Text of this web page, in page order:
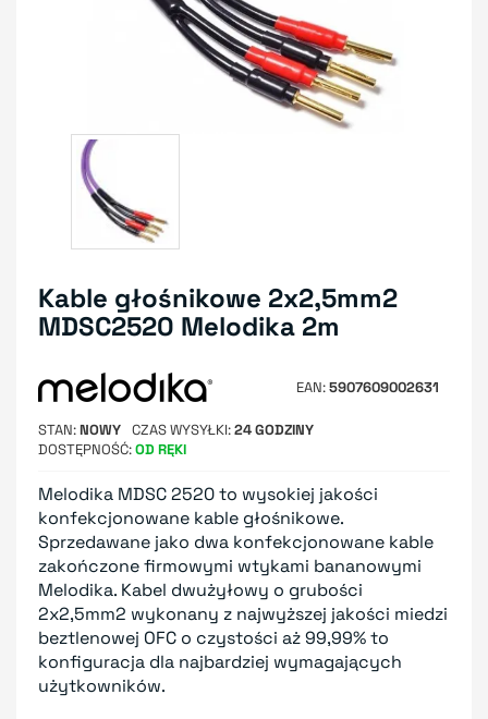
Kable głośnikowe 2x2,5mm2
MDSC2520 Melodika 2m
EAN 5907609002631
STAN NOWY CZAS WYSYŁKI 24 GODZINY
DOSTĘPNOŚĆ OD RĘKI
Melodika MDSC 2520 to wysokiej jakości
konfekcjonowane kable głośnikowe.
Sprzedawane jako dwa konfekcjonowane kable
zakończone firmowymi wtykami bananowymi
Melodika. Kabel dwużyłowy o grubości
2x2,5mm2 wykonany z najwyższej jakości miedzi
beztlenowej OFC o czystości aż 99,99% to
konfiguracja dla najbardziej wymagających
użytkowników.